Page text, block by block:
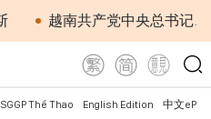
越南共产党中央总书记、
SGGP Thể Thao English Edition 中文